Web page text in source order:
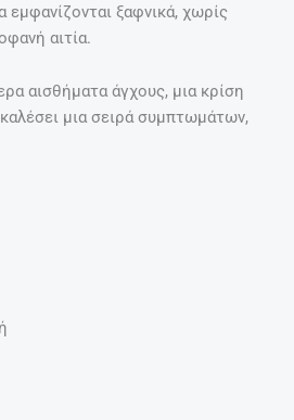
ξαφνικά, χωρίς
αιτία.
αισθήματα άγχους, μια κρίση
μια σειρά συμπτωμάτων,